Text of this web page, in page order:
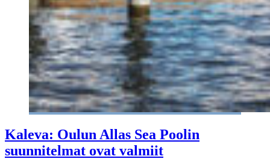
Kaleva: Oulun Allas Sea Poolin
suunnitelmat ovat valmiit